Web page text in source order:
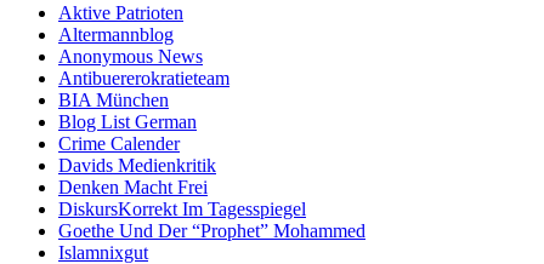
Aktive Patrioten
Altermannblog
Anonymous News
Antibuererokratieteam
BIA München
Blog List German
Crime Calender
Davids Medienkritik
Denken Macht Frei
DiskursKorrekt Im Tagesspiegel
Goethe Und Der “Prophet” Mohammed
Islamnixgut